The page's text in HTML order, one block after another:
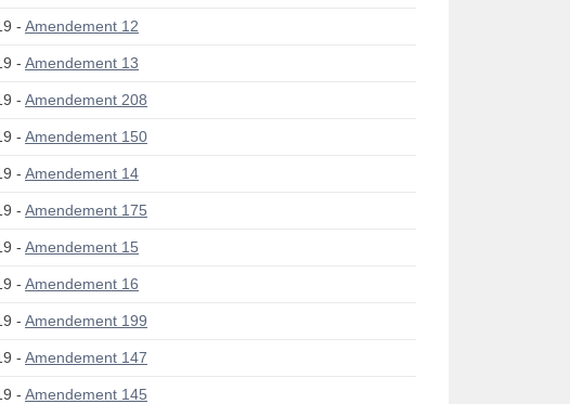
- Amendement 12
- Amendement 13
- Amendement 208
- Amendement 150
- Amendement 14
- Amendement 175
- Amendement 15
- Amendement 16
- Amendement 199
- Amendement 147
- Amendement 145